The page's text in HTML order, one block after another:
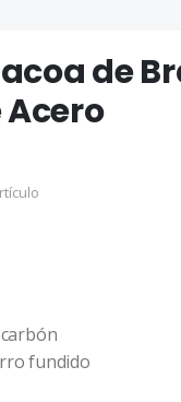
de
Acero
fundido